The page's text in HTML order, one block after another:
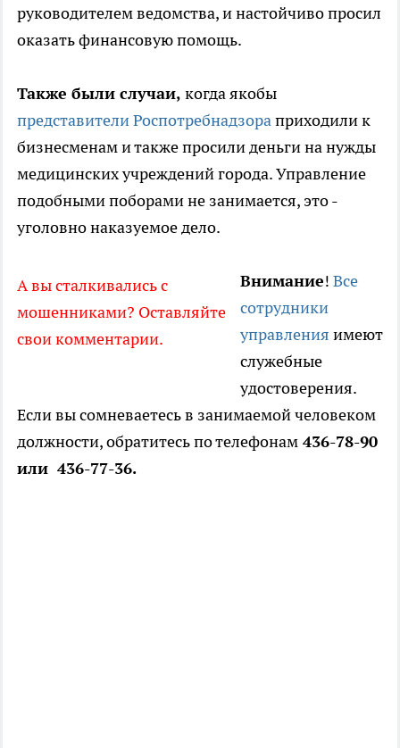
руководителем ведомства, и настойчиво просил
оказать финансовую помощь.
Также были случаи, когда якобы
представители Роспотребнадзораприходили к
бизнесменам и также просили деньги на нужды
медицинских учреждений города. Управление
подобными поборами не занимается, это -
уголовно наказуемое дело.
А вы сталкивались с
мошенниками? Оставляйте
свои комментарии.
Внимание! Все
сотрудники
управления имеют
служебные
удостоверения.
Если вы сомневаетесь в занимаемой человеком
должности, обратитесь по телефонам 436-78-90
или 436-77-36.